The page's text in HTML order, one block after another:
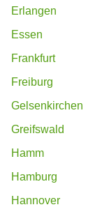
Erlangen
Essen
Frankfurt
Freiburg
Gelsenkirchen
Greifswald
Hamm
Hamburg
Hannover